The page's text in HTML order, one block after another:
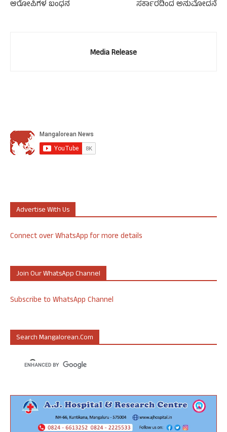
ಆರೋಪಿಗಳ ಬಂಧನ
ಸರ್ಕಾರದಿಂದ ಅನುಮೋದನೆ
Media Release
Advertise With Us
Connect over WhatsApp for more details
Join Our WhatsApp Channel
Subscribe to WhatsApp Channel
Search Mangalorean.com